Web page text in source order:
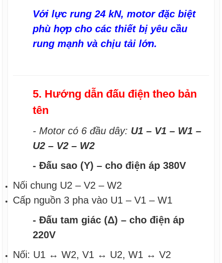
Với lực rung 24 kN, motor đặc biệt
phù hợp cho các thiết bị yêu cầu
rung mạnh và chịu tải lớn.
5. Hướng dẫn đấu điện theo bản
tên
- Motor có 6 đầu dây: U1 – V1 – W1 –
U2 – V2 – W2
- Đấu sao (Y) – cho điện áp 380V
Nối chung U2 – V2 – W2
Cấp nguồn 3 pha vào U1 – V1 – W1
- Đấu tam giác (Δ) – cho điện áp
220V
Nối: U1 ↔ W2, V1 ↔ U2, W1 ↔ V2